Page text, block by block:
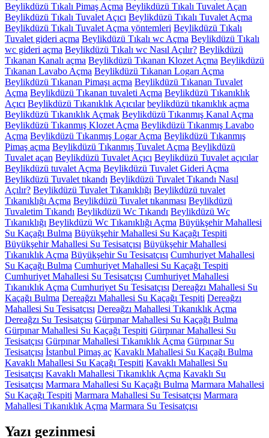
Beylikdüzü Tıkalı Pimaş Açma Beylikdüzü Tıkalı Tuvalet Açan
Beylikdüzü Tıkalı Tuvalet Açıcı Beylikdüzü Tıkalı Tuvalet Açma
Beylikdüzü Tıkalı Tuvalet Açma yöntemleri Beylikdüzü Tıkalı
Tuvalet gideri açma Beylikdüzü Tıkalı wc Açma Beylikdüzü Tıkalı
wc gideri açma Beylikdüzü Tıkalı wc Nasıl Açılır? Beylikdüzü
Tıkanan Kanalı açma Beylikdüzü Tıkanan Klozet Açma Beylikdüzü
Tıkanan Lavabo Açma Beylikdüzü Tıkanan Logarı Açma
Beylikdüzü Tıkanan Pimaşı açma Beylikdüzü Tıkanan Tuvalet
Açma Beylikdüzü Tıkanan tuvaleti Açma Beylikdüzü Tıkanıklık
Açıcı Beylikdüzü Tıkanıklık Açıcılar beylikdüzü tıkanıklık açma
Beylikdüzü Tıkanıklık Açmak Beylikdüzü Tıkanmış Kanal Açma
Beylikdüzü Tıkanmış Klozet Açma Beylikdüzü Tıkanmış Lavabo
Açma Beylikdüzü Tıkanmış Logar Açma Beylikdüzü Tıkanmış
Pimaş açma Beylikdüzü Tıkanmış Tuvalet Açma Beylikdüzü
Tuvalet açan Beylikdüzü Tuvalet Açıcı Beylikdüzü Tuvalet açıcılar
Beylikdüzü tuvalet Açma Beylikdüzü Tuvalet Gideri Açma
Beylikdüzü Tuvalet tıkandı Beylikdüzü Tuvalet Tıkandı Nasıl
Açılır? Beylikdüzü Tuvalet Tıkanıklığı Beylikdüzü tuvalet
Tıkanıklığı Açma Beylikdüzü Tuvalet tıkanması Beylikdüzü
Tuvaletim Tıkandı Beylikdüzü Wc Tıkandı Beylikdüzü Wc
Tıkanıklığı Beylikdüzü Wc Tıkanıklığı Açma Büyükşehir Mahallesi
Su Kaçağı Bulma Büyükşehir Mahallesi Su Kaçağı Tespiti
Büyükşehir Mahallesi Su Tesisatçısı Büyükşehir Mahallesi
Tıkanıklık Açma Büyükşehir Su Tesisatçısı Cumhuriyet Mahallesi
Su Kaçağı Bulma Cumhuriyet Mahallesi Su Kaçağı Tespiti
Cumhuriyet Mahallesi Su Tesisatçısı Cumhuriyet Mahallesi
Tıkanıklık Açma Cumhuriyet Su Tesisatçısı Dereağzı Mahallesi Su
Kaçağı Bulma Dereağzı Mahallesi Su Kaçağı Tespiti Dereağzı
Mahallesi Su Tesisatçısı Dereağzı Mahallesi Tıkanıklık Açma
Dereağzı Su Tesisatçısı Gürpınar Mahallesi Su Kaçağı Bulma
Gürpınar Mahallesi Su Kaçağı Tespiti Gürpınar Mahallesi Su
Tesisatçısı Gürpınar Mahallesi Tıkanıklık Açma Gürpınar Su
Tesisatçısı İstanbul Pimaş aç Kavaklı Mahallesi Su Kaçağı Bulma
Kavaklı Mahallesi Su Kaçağı Tespiti Kavaklı Mahallesi Su
Tesisatçısı Kavaklı Mahallesi Tıkanıklık Açma Kavaklı Su
Tesisatçısı Marmara Mahallesi Su Kaçağı Bulma Marmara Mahallesi
Su Kaçağı Tespiti Marmara Mahallesi Su Tesisatçısı Marmara
Mahallesi Tıkanıklık Açma Marmara Su Tesisatçısı
Yazı gezinmesi